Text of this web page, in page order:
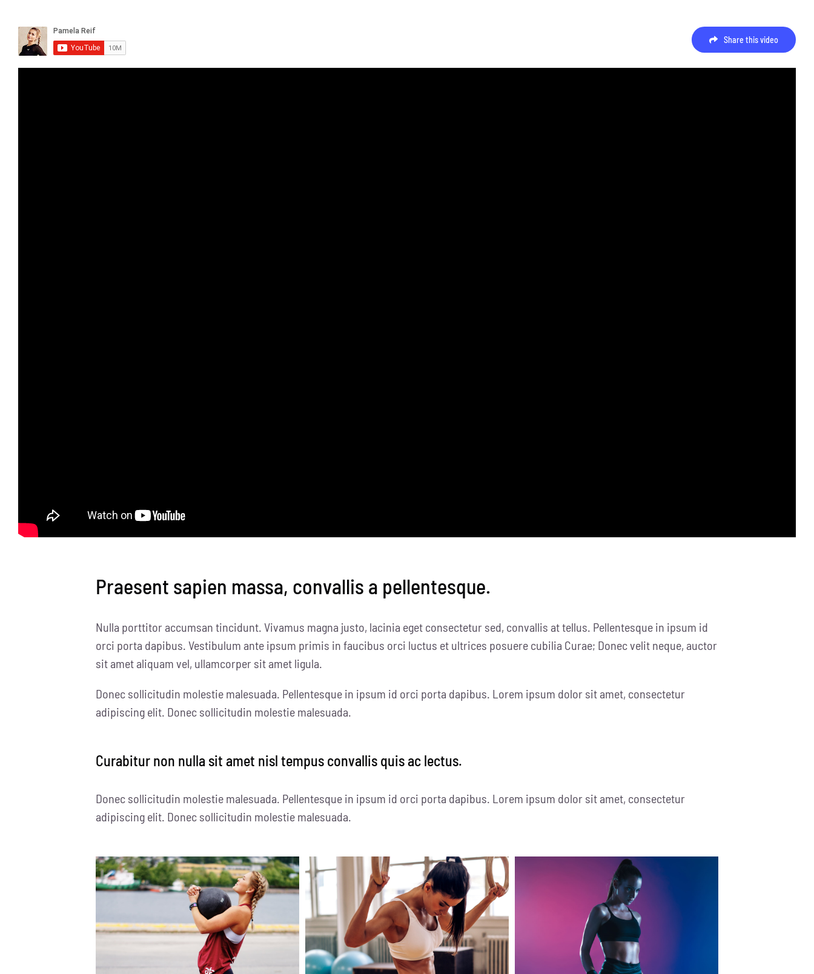
Share this video
Praesent sapien massa, convallis a pellentesque.
Nulla porttitor accumsan tincidunt. Vivamus magna justo, lacinia eget consectetur sed, convallis at tellus. Pellentesque in ipsum id
orci porta dapibus. Vestibulum ante ipsum primis in faucibus orci luctus et ultrices posuere cubilia Curae; Donec velit neque, auctor
sit amet aliquam vel, ullamcorper sit amet ligula.
Donec sollicitudin molestie malesuada. Pellentesque in ipsum id orci porta dapibus. Lorem ipsum dolor sit amet, consectetur
adipiscing elit. Donec sollicitudin molestie malesuada.
Curabitur non nulla sit amet nisl tempus convallis quis ac lectus.
Donec sollicitudin molestie malesuada. Pellentesque in ipsum id orci porta dapibus. Lorem ipsum dolor sit amet, consectetur
adipiscing elit. Donec sollicitudin molestie malesuada.